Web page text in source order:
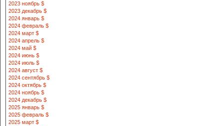
2023 ноябрь $
2023 декабрь $
2024 январь $
2024 февраль $
2024 март $
2024 апрель $
2024 май $
2024 июнь $
2024 июль $
2024 август $
2024 сентябрь $
2024 октябрь $
2024 ноябрь $
2024 декабрь $
2025 январь $
2025 февраль $
2025 март $